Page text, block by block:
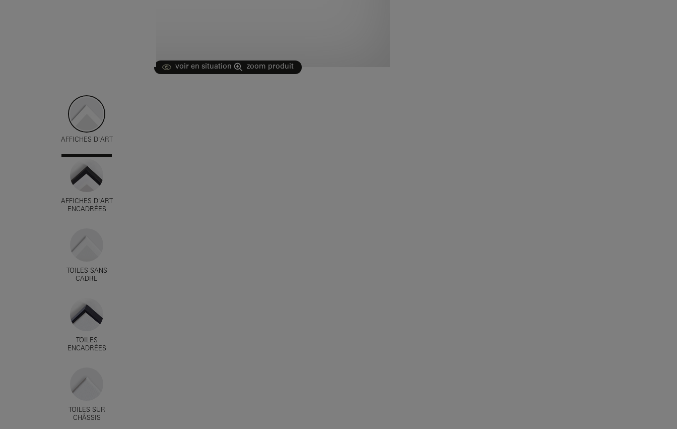
voir en situation zoom produit
AFFICHES D'ART
AFFICHES D'ART
ENCADRÉES
TOILES SANS
CADRE
TOILES
ENCADRÉES
TOILES SUR
CHÂSSIS